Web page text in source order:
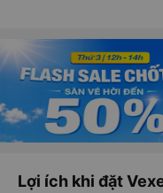
Lợi ích khi đặt